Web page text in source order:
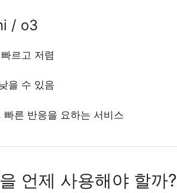
/ o3
르고 저렴
을 수 있음
빠른 반응을 요하는 서비스
언제 사용해야 할까?